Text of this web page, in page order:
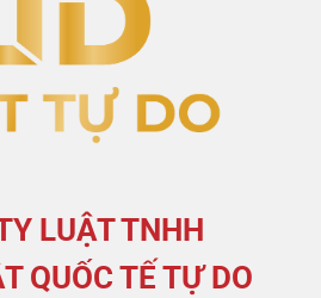
LUẬT TNHH
QUỐC TẾ TỰ DO